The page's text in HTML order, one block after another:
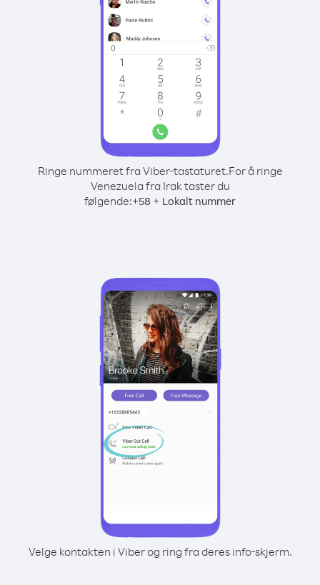
Ringe nummeret fra Viber-tastaturet.For å ringe
Venezuela fra Irak taster du
følgende:+58 + Lokalt nummer
Velge kontakten i Viber og ring fra deres info-skjerm.